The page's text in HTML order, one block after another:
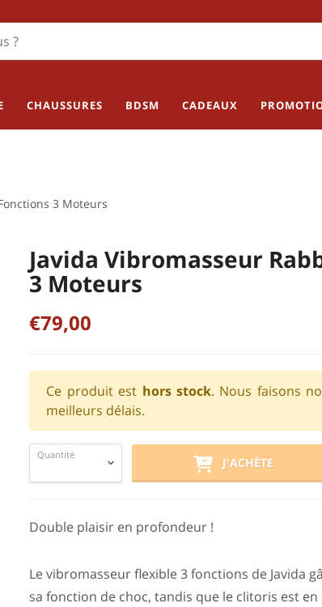
CHAUSSURES BDSM CADEAUX
3 Moteurs
Javida Vibromasseur
3 Moteurs
€79,00
Ce produit est hors stock. Nous faisons
meilleurs délais.
Quantité
J'ACHÈTE
Double plaisir en profondeur !
Le vibromasseur flexible 3 fonctions de Javida
sa fonction de choc, tandis que le clitoris est